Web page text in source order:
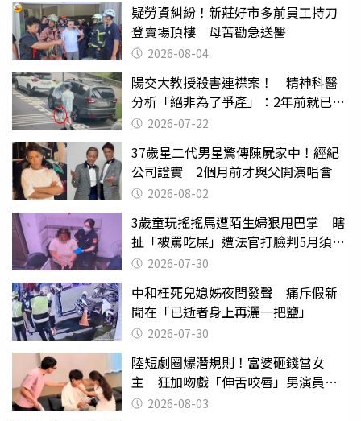
疑勞資糾紛！新莊好市多前員工持刀
登賣場頂樓 母苦勸急送醫
2026-08-04
陽交大教授殺害連襟案！ 精神科醫
分析「絕非為了爭產」：2年前就已言
行詭異
2026-07-22
37歲星二代男星驚傳陳屍家中！經紀
公司證實 2個月前才與父開演唱會
2026-08-02
3歲童玩搖搖馬遭陌生婦狠甩巴掌 瞎
扯「被罵吃屎」遭法官打臉判5月須入
監 2026-07-30
中和枉死兒媳姊夜間發聲 痛斥假新
聞在「已逝者身上再灑一把鹽」
2026-07-30
陸短劇圈爆潛規則！富婆砸錢當女
主 狂加吻戲「伸舌咬唇」男演員崩
潰 2026-08-03